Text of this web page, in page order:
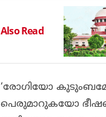
Also Read
‘രോഗിയോ
പെരുമാറുകയോ